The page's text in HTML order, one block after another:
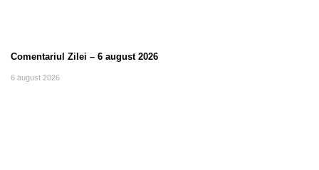
Comentariul Zilei – 6 august 2026
6 august 2026